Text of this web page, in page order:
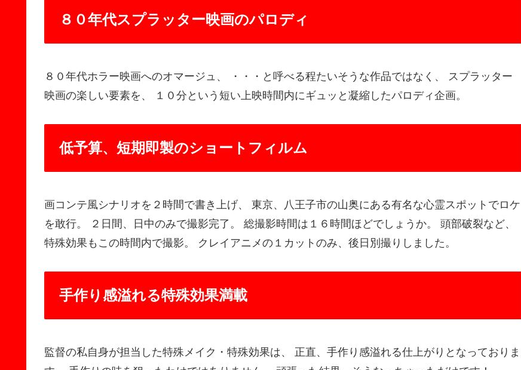
８０年代スプラッター映画のパロディ
８０年代ホラー映画へのオマージュ、 ・・・と呼べる程たいそうな作品ではなく、 スプラッター
映画の楽しい要素を、 １０分という短い上映時間内にギュッと凝縮したパロディ企画。
低予算、短期即製のショートフィルム
画コンテ風シナリオを２時間で書き上げ、 東京、八王子市の山奥にある有名な心霊スポットでロケ
を敢行。 ２日間、日中のみで撮影完了。 総撮影時間は１６時間ほどでしょうか。 頭部破裂など、
特殊効果もこの時間内で撮影。 クレイアニメの１カットのみ、後日別撮りしました。
手作り感溢れる特殊効果満載
監督の私自身が担当した特殊メイク・特殊効果は、 正直、手作り感溢れる仕上がりとなっておりま